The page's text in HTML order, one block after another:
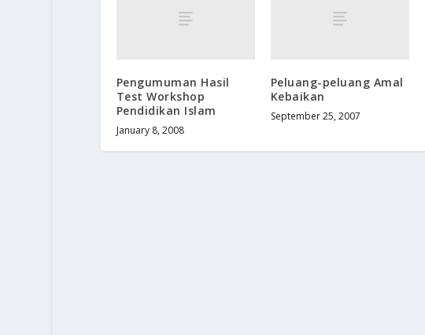
Pengumuman Hasil
Test Workshop
Pendidikan Islam
January 8, 2008
Peluang-peluang Amal
Kebaikan
September 25, 2007